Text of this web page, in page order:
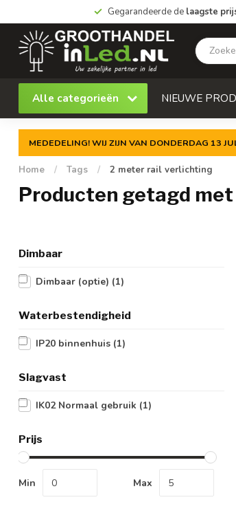
Gegarandeerde de laagste
Alle categorieën NIEUWE
MEDEDELING! WIJ ZIJN VAN DONDERDAG 13
Home / Tags / 2 meter rail verlichting
Producten getagd
Dimbaar
Dimbaar (optie) (1)
Waterbestendigheid
IP20 binnenhuis (1)
Slagvast
IK02 Normaal gebruik (1)
Prijs
Min Max